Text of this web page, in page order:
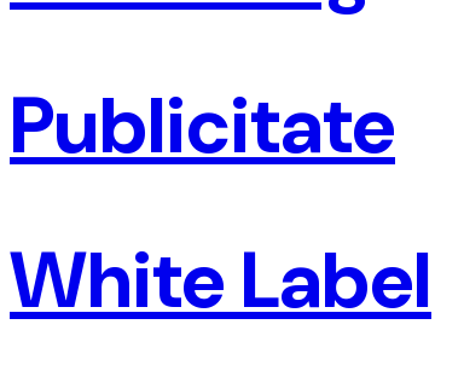
Publicitate
White Label